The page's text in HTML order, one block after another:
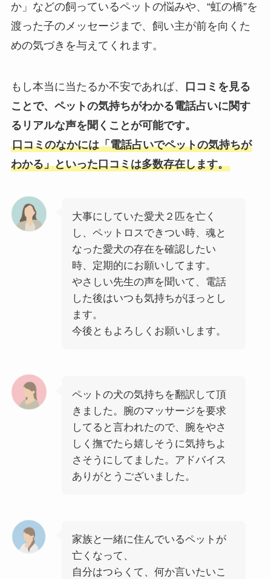
か」などの飼っているペットの悩みや、“虹の橋”を
渡った子のメッセージまで、飼い主が前を向くた
めの気づきを与えてくれます。
もし本当に当たるか不安であれば、
口コミを見る
ことで、ペットの気持ちがわかる電話占いに関す
るリアルな声を聞くことが可能です。
口コミのなかには「電話占いでペットの気持ちが
わかる」といった口コミは多数存在します。
大事にしていた愛犬２匹を亡く
し、ペットロスできつい時、魂と
なった愛犬の存在を確認したい
時、定期的にお願いしてます。
やさしい先生の声を聞いて、電話
した後はいつも気持ちがほっとし
ます。
今後ともよろしくお願いします。
ペットの犬の気持ちを翻訳して頂
きました。腕のマッサージを要求
してると言われたので、腕をやさ
しく撫でたら嬉しそうに気持ちよ
さそうにしてました。アドバイス
ありがとうございました。
家族と一緒に住んでいるペットが
亡くなって、
自分はつらくて、何か言いたいこ